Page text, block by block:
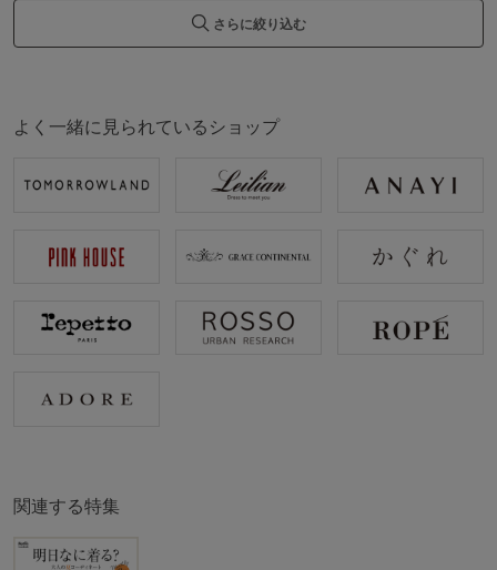
さらに絞り込む
よく一緒に見られているショップ
関連する特集